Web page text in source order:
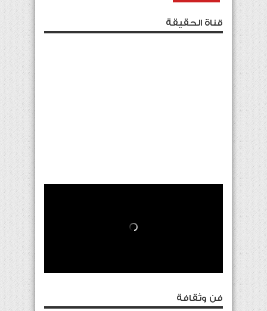
قناة الحقيقة
فن وثقافة